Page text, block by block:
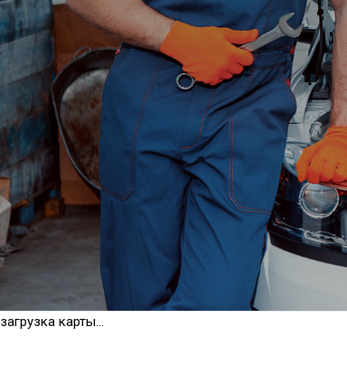
загрузка карты...